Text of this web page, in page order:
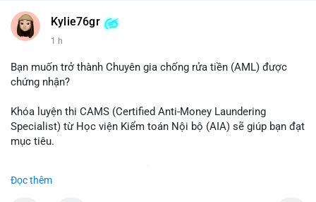
#vlikevn #titanbot
Kylie76gr
1 h
Bạn muốn trở thành Chuyên gia chống rửa tiền (AML) được
chứng nhận?
Khóa luyện thi CAMS (Certified Anti-Money Laundering
Specialist) từ Học viện Kiểm toán Nội bộ (AIA) sẽ giúp bạn đạt
mục tiêu.
gồm tài liệu toàn diện, câu hỏi thực hành, bài thi thử sát thực
Đọc thêm